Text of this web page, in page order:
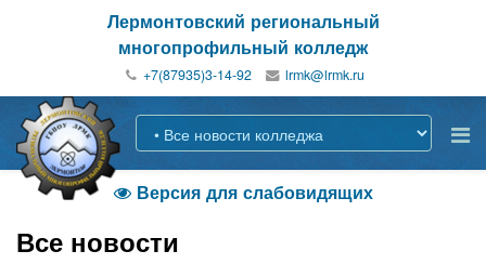
Лермонтовский региональный
многопрофильный колледж
+7(87935)3-14-92
Версия для слабовидящих
Все новости